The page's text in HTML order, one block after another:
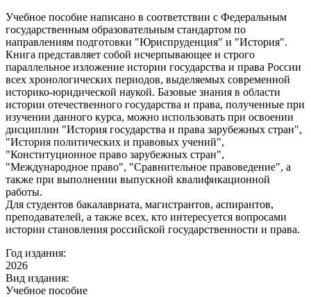
Учебное пособие написано в соответствии с Федеральным
государственным образовательным стандартом по
направлениям подготовки "Юриспруденция" и "История".
Книга представляет собой исчерпывающее и строго
параллельное изложение истории государства и права России
всех хронологических периодов, выделяемых современной
историко-юридической наукой. Базовые знания в области
истории отечественного государства и права, полученные при
изучении данного курса, можно использовать при освоении
дисциплин "История государства и права зарубежных стран",
"История политических и правовых учений",
"Конституционное право зарубежных стран",
"Международное право", "Сравнительное правоведение", а
также при выполнении выпускной квалификационной
работы.
Для студентов бакалавриата, магистрантов, аспирантов,
преподавателей, а также всех, кто интересуется вопросами
истории становления российской государственности и права.
Год издания:
2026
Вид издания:
Учебное пособие